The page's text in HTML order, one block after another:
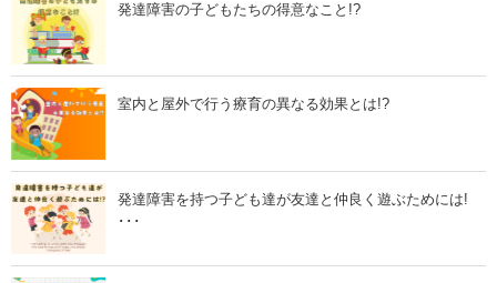
発達障害の子どもたちの得意なこと!?
室内と屋外で行う療育の異なる効果とは!?
発達障害を持つ子ども達が友達と仲良く遊ぶためには!
･･･